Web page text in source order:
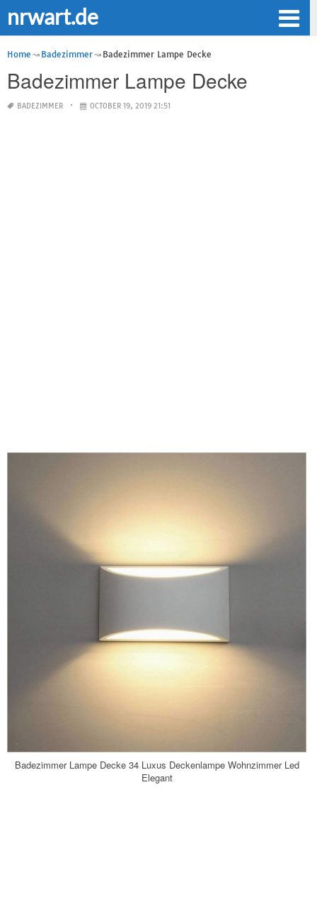
nrwart.de
Home Badezimmer Badezimmer Lampe Decke
Badezimmer Lampe Decke
BADEZIMMER OCTOBER 19, 2019 21:51
Badezimmer Lampe Decke 34 Luxus Deckenlampe Wohnzimmer Led
Elegant